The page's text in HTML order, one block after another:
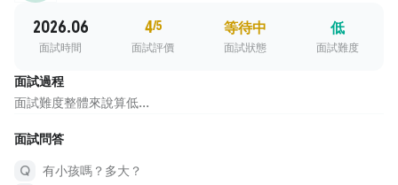
2026.06
面試時間
4/5
面試評價
等待中
面試狀態
低
面試難度
面試過程
面試難度整體來說算低...
面試問答
有小孩嗎？多大？